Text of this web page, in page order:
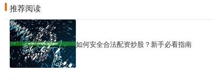
推荐阅读
如何安全合法配资炒股？新手必看指南